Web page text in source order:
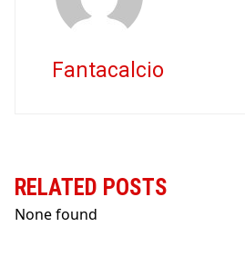
Fantacalcio
RELATED POSTS
None found